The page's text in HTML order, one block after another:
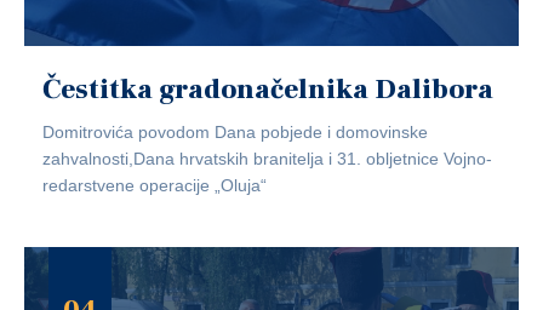
Čestitka gradonačelnika Dalibora
Domitrovića povodom Dana pobjede i domovinske
zahvalnosti,Dana hrvatskih branitelja i 31. obljetnice Vojno-
redarstvene operacije „Oluja“